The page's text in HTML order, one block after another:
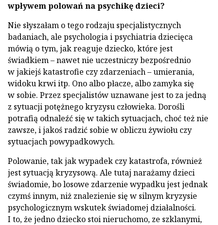
wpływem polowań na psychikę dzieci?
Nie słyszałam o tego rodzaju specjalistycznych
badaniach, ale psychologia i psychiatria dziecięca
mówią o tym, jak reaguje dziecko, które jest
świadkiem – nawet nie uczestniczy bezpośrednio
w jakiejś katastrofie czy zdarzeniach – umierania,
widoku krwi itp. Ono albo płacze, albo zamyka się
w sobie. Przez specjalistów uznawane jest to za jedną
z sytuacji potężnego kryzysu człowieka. Dorośli
potrafią odnaleźć się w takich sytuacjach, choć też nie
zawsze, i jakoś radzić sobie w obliczu żywiołu czy
sytuacjach powypadkowych.
Polowanie, tak jak wypadek czy katastrofa, również
jest sytuacją kryzysową. Ale tutaj narażamy dzieci
świadomie, bo losowe zdarzenie wypadku jest jednak
czymś innym, niż znalezienie się w silnym kryzysie
psychologicznym wskutek świadomej działalności.
I to, że jedno dziecko stoi nieruchomo, ze szklanymi,